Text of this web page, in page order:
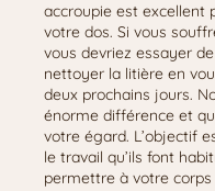
accroupie est excellent
votre dos. Si vous
vous devriez essayer
nettoyer la litière en
deux prochains jours.
énorme différence et
votre égard. L’objectif
le travail qu’ils font
permettre à votre